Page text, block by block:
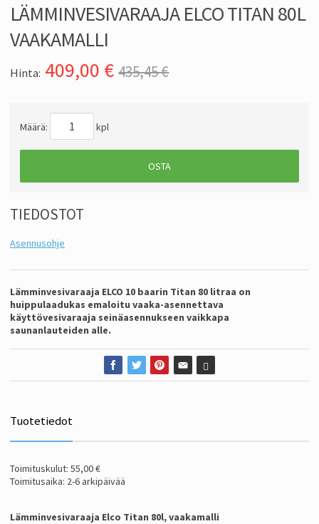
LÄMMINVESIVARAAJA ELCO TITAN 80L
VAAKAMALLI
Hinta: 409,00 € 435,45 €
Määrä: kpl
OSTA
TIEDOSTOT
Asennusohje
Lämminvesivaraaja ELCO 10 baarin Titan 80 litraa on
huippulaadukas emaloitu vaaka-asennettava
käyttövesivaraaja seinäasennukseen vaikkapa
saunanlauteiden alle.
Tuotetiedot
Toimituskulut: 55,00 €
Toimitusaika: 2-6 arkipäivää
Lämminvesivaraaja Elco Titan 80l, vaakamalli